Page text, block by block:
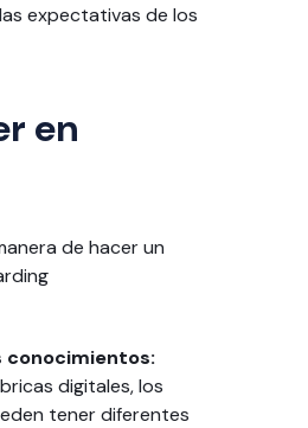
expectativas de los
en
conocimientos:
digitales, los
tener diferentes